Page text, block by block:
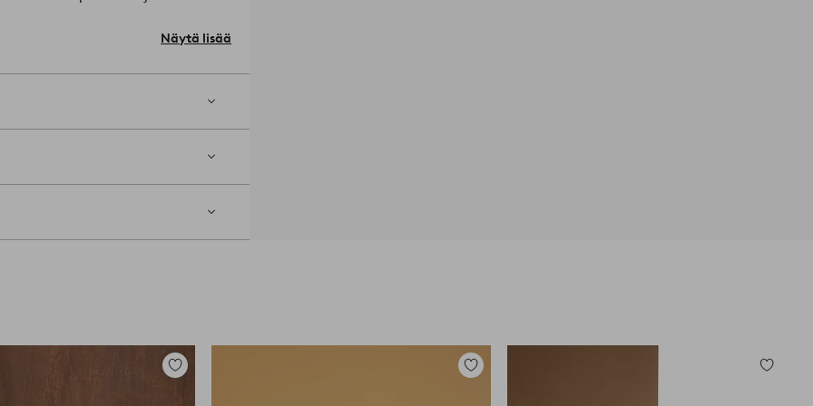
Tämän sohvan tuloksena
on valmistettu FSC-sertifioidusta
ja sohva toimitetaan yhtenä
Näytä lisää
Lisää
Lisää
Lisää